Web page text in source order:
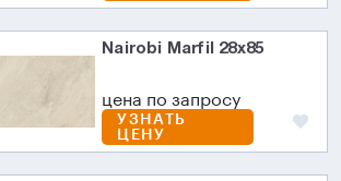
Nairobi Marfil 28x85
цена по запросу
УЗНАТЬ
ЦЕНУ